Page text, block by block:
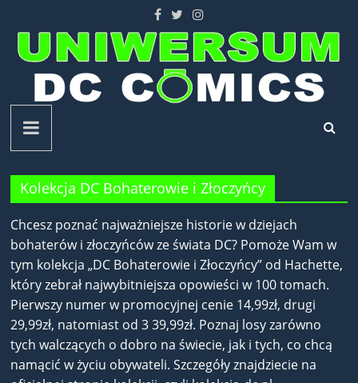
content
Uniwersum
DC
Comics
Kolekcja DC Bohaterowie i Złoczyńcy
Chcesz poznać najważniejsze historie w dziejach
bohaterów i złoczyńców ze świata DC? Pomoże Wam w
tym kolekcja „DC Bohaterowie i Złoczyńcy” od Hachette,
który zebrał najwybitniejsza opowieści w 100 tomach.
Pierwszy numer w promocyjnej cenie 14,99zł, drugi
29,99zł, natomiast od 3 39,99zł. Poznaj losy zarówno
tych walczących o dobro na świecie, jak i tych, co chcą
namącić w życiu obywateli. Szczegóły znajdziecie na